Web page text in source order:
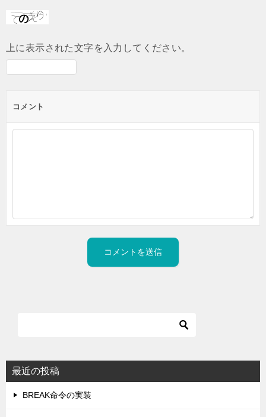
上に表示された文字を入力してください。
コメント
最近の投稿
BREAK命令の実装